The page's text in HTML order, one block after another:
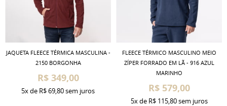
JAQUETA FLEECE TÉRMICA MASCULINA -
2150 BORGONHA
R$ 349,00
5xde R$ 69,80sem juros
FLEECE TÉRMICO MASCULINO MEIO
ZÍPER FORRADO EM LÃ - 916 AZUL
MARINHO
R$ 579,00
5xde R$ 115,80sem juros